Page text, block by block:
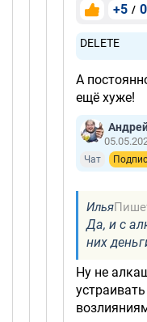
+5 / 0
DELETE
А
ещё хуже!
Чат
Илья
Да, и с
них
Ну не